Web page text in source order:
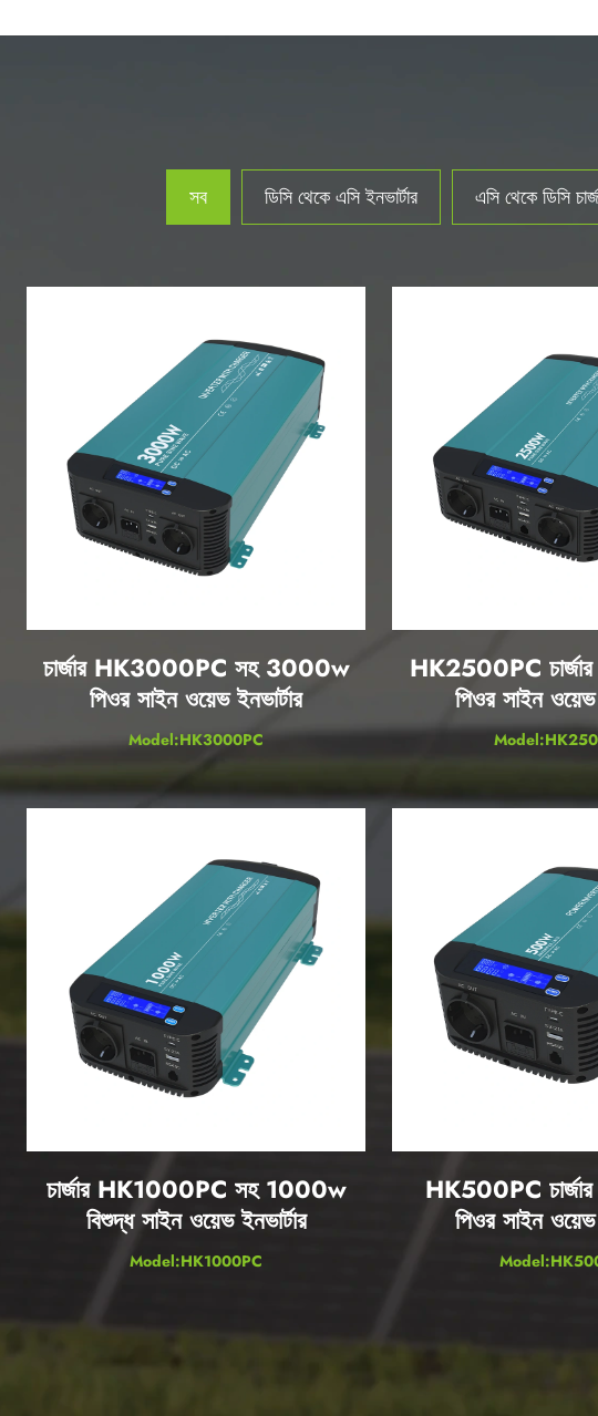
সব ডিসি থেকে এসি ইনভার্টার এসি থেকে ডিসি
চার্জার HK3000PC সহ 3000w
পিওর সাইন ওয়েভ ইনভার্টার
Model:HK3000PC
HK2500PC
পিওর সাইন ওয়েভ
চার্জার HK1000PC সহ 1000w
বিশুদ্ধ সাইন ওয়েভ ইনভার্টার
Model:HK1000PC
HK500PC
পিওর সাইন ওয়েভ